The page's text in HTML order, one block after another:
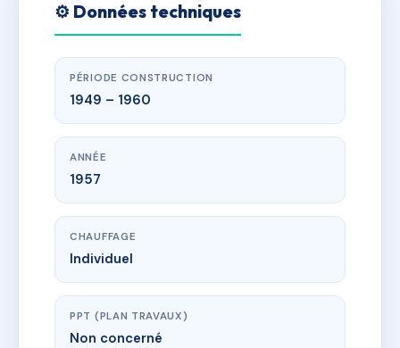
⚙️ Données techniques
PÉRIODE CONSTRUCTION
1949 – 1960
ANNÉE
1957
CHAUFFAGE
Individuel
PPT (PLAN TRAVAUX)
Non concerné